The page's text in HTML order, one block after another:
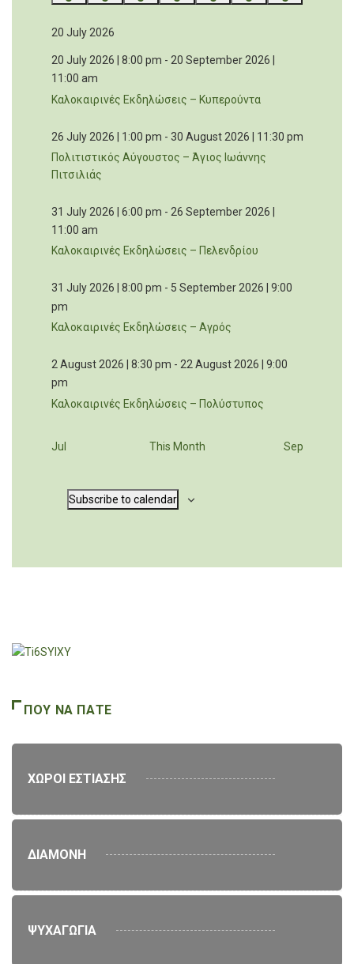
events eventseventseventseventseventsevents
20 July 2026
20 July 2026 | 8:00 pm - 20 September 2026 |
11:00 am
Καλοκαιρινές Εκδηλώσεις – Κυπερούντα
26 July 2026 | 1:00 pm - 30 August 2026 | 11:30 pm
Πολιτιστικός Αύγουστος – Άγιος Ιωάννης
Πιτσιλιάς
31 July 2026 | 6:00 pm - 26 September 2026 |
11:00 am
Καλοκαιρινές Εκδηλώσεις – Πελενδρίου
31 July 2026 | 8:00 pm - 5 September 2026 | 9:00
pm
Καλοκαιρινές Εκδηλώσεις – Αγρός
2 August 2026 | 8:30 pm - 22 August 2026 | 9:00
pm
Καλοκαιρινές Εκδηλώσεις – Πολύστυπος
Jul This Month Sep
Subscribe to calendar
ΠΟΥ ΝΑ ΠΑΤΕ
ΧΩΡΟΙ ΕΣΤΙΑΣΗΣ
ΔΙΑΜΟΝΗ
ΨΥΧΑΓΩΓΙΑ